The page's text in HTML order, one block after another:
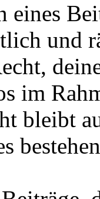
eines
und
im
bleibt